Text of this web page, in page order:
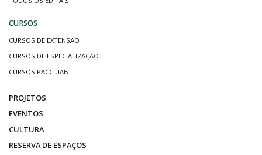
CURSOS
CURSOS DE EXTENSÃO
CURSOS DE ESPECIALIZAÇÃO
CURSOS PACC UAB
PROJETOS
EVENTOS
CULTURA
RESERVA DE ESPAÇOS